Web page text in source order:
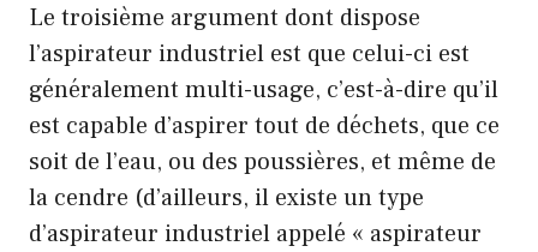
Le troisième argument dont dispose
l’aspirateur industriel est que celui-ci est
généralement multi-usage, c’est-à-dire qu’il
est capable d’aspirer tout de déchets, que ce
soit de l’eau, ou des poussières, et même de
la cendre (d’ailleurs, il existe un type
d’aspirateur industriel appelé « aspirateur